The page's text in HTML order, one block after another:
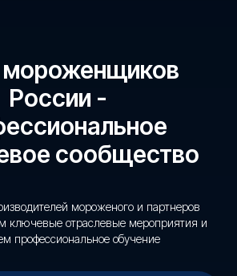
России -
сообщество
мороженого и партнеров
ключевые отраслевые мероприятия и
профессиональное обучение